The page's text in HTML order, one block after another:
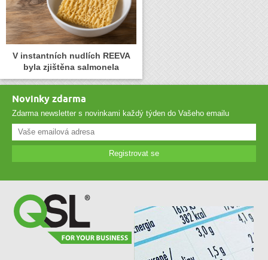
V instantních nudlích REEVA
byla zjištěna salmonela
Novinky zdarma
Zdarma newsletter s novinkami každý týden do Vašeho emailu
Registrovat se